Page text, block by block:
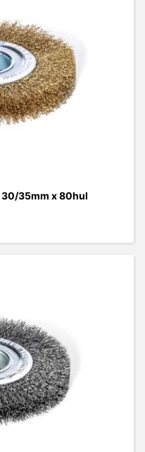
35mm x 80hul